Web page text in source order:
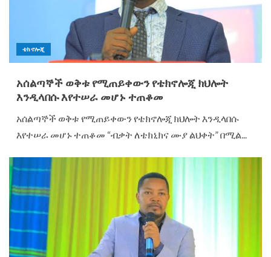
ቴክኖሎጂ
አሰልጣኞች ወቅቱ የሚጠይቀውን የቴክኖሎጂ ክህሎት
እንዲላበሱ እየተሠራ መሆኑ ተጠቆመ
አሰልጣኞች ወቅቱ የሚጠይቀውን የቴክኖሎጂ ክህሎት እንዲላበሱ
እየተሠራ መሆኑ ተጠቆመ “ብቃት ለቴክኒክና ሙያ ልህቀት” በሚል...